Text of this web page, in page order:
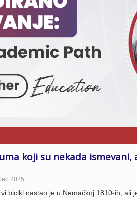
koji su nekada
2025
bicikl nastao je u Nemačkoj 1810-ih, ali